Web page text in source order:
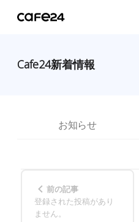
Cafe24新着情報
お知らせ
前の記事
登録された投稿があり
ません。